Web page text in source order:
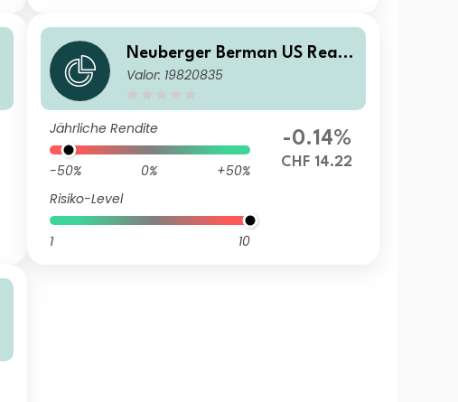
Neuberger Berman US Real
Estate Securities Fund CHF A
Valor: 19820835
Jährliche Rendite
-50% 0%
+50%
Risiko-Level
1 10
-0.14%
CHF 14.22